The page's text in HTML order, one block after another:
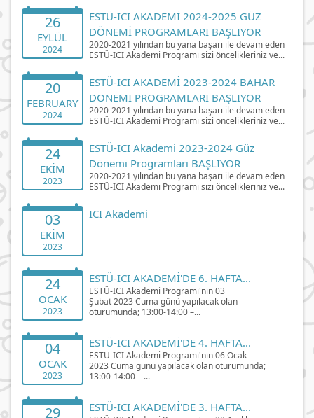
26
EYLÜL
2024
ESTÜ-ICI AKADEMİ 2024-2025 GÜZ
DÖNEMİ PROGRAMLARI BAŞLIYOR
2020-2021 yılından bu yana başarı ile devam eden
ESTÜ-ICI Akademi Programı sizi öncelikleriniz ve...
20
FEBRUARY
2024
ESTÜ-ICI AKADEMİ 2023-2024 BAHAR
DÖNEMİ PROGRAMLARI BAŞLIYOR
2020-2021 yılından bu yana başarı ile devam eden
ESTÜ-ICI Akademi Programı sizi öncelikleriniz ve...
24
EKIM
2023
ESTÜ-ICI Akademi 2023-2024 Güz
Dönemi Programları BAŞLIYOR
2020-2021 yılından bu yana başarı ile devam eden
ESTÜ-ICI Akademi Programı sizi öncelikleriniz ve...
03
EKIM
2023
ICI Akademi
24
OCAK
2023
ESTÜ-ICI AKADEMİ'DE 6. HAFTA...
ESTÜ-ICI Akademi Programı'nın 03
Şubat 2023 Cuma günü yapılacak olan
oturumunda; 13:00-14:00 –...
04
OCAK
2023
ESTÜ-ICI AKADEMİ'DE 4. HAFTA...
ESTÜ-ICI Akademi Programı'nın 06 Ocak
2023 Cuma günü yapılacak olan oturumunda;
13:00-14:00 – ...
29 ESTÜ-ICI AKADEMİ'DE 3. HAFTA...